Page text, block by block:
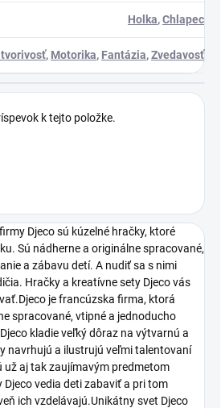
Holka,Chlapec
, Motorika, Fantázia,Zvedavosť
k tejto položke.
Djeco sú kúzelné hračky, ktoré
Sú nádherne a originálne spracované,
a zábavu detí. A nudiť sa s nimi
Hračky a kreatívne sety Djeco vás
je francúzska firma, ktorá
spracované, vtipné a jednoducho
kladie veľký dôraz na výtvarnú a
navrhujú a ilustrujú veľmi talentovaní
aj tak zaujímavým predmetom
vedia deti zabaviť a pri tom
ich vzdelávajú.Unikátny svet Djeco